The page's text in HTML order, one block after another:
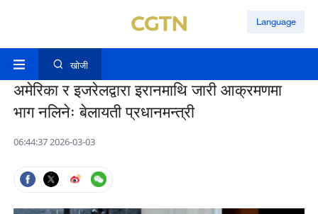
Language
खोजी
अमेरिका र इजरेलद्वारा इरानमाथि जारी आक्रमणमा
भाग नलिनेः बेलायती प्रधानमन्त्री
06:44:37 2026-03-03